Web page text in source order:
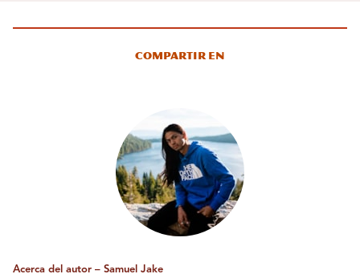
Compartir en
Acerca del autor – Samuel Jake